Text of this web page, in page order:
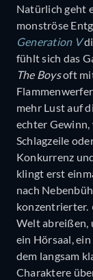
Natürlich geht
monströse
Generation V
fühlt sich das
The Boysoft
mehr Lust auf
echter
Schlagzeile
Konkurrenz
klingt erst
nach
konzentrierter.
Welt abreißen,
ein Hörsaal,
dem langsam
Charaktere